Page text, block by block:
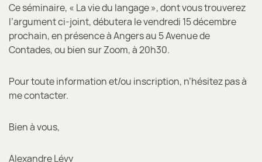
Ce séminaire, « La vie du langage », dont vous trouverez
l’argument ci-joint, débutera le vendredi 15 décembre
prochain, en présence à Angers au 5 Avenue de
Contades, ou bien sur Zoom, à 20h30.
Pour toute information et/ou inscription, n’hésitez pas à
me contacter.
Bien à vous,
Alexandre Lévy